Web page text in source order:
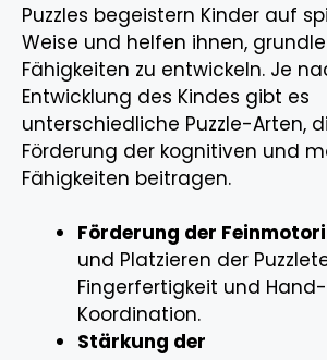
Puzzles begeistern Kinder auf
Weise und helfen ihnen,
Fähigkeiten zu entwickeln. Je
Entwicklung des Kindes gibt es
unterschiedliche Puzzle-Arten,
Förderung der kognitiven und
Fähigkeiten beitragen.
Förderung der
und Platzieren der
Fingerfertigkeit und
Koordination.
Stärkung der